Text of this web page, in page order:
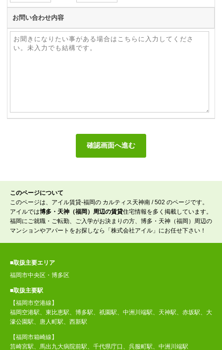
お問い合わせ内容
このページについて
このページは、アイル賃貸-福岡の カルティス天神南 / 502 のページです。
アイルでは博多・天神（福岡）周辺の賃貸住宅情報を多く掲載しています。
福岡にご就職・ご転勤、ご入学がお決まりの方、博多・天神（福岡）周辺の
マンションやアパートをお探しなら「株式会社アイル」にお任せ下さい！
■取扱主要エリア
福岡市中央区・博多区
■取扱主要駅
【福岡市空港線】
福岡空港駅、東比恵駅、博多駅、祇園駅、中洲川端駅、天神駅、赤坂駅、大
濠公園駅、唐人町駅、西新駅
【福岡市箱崎線】
筥崎宮駅、馬出九大病院前駅、千代県庁口、呉服町駅、中洲川端駅